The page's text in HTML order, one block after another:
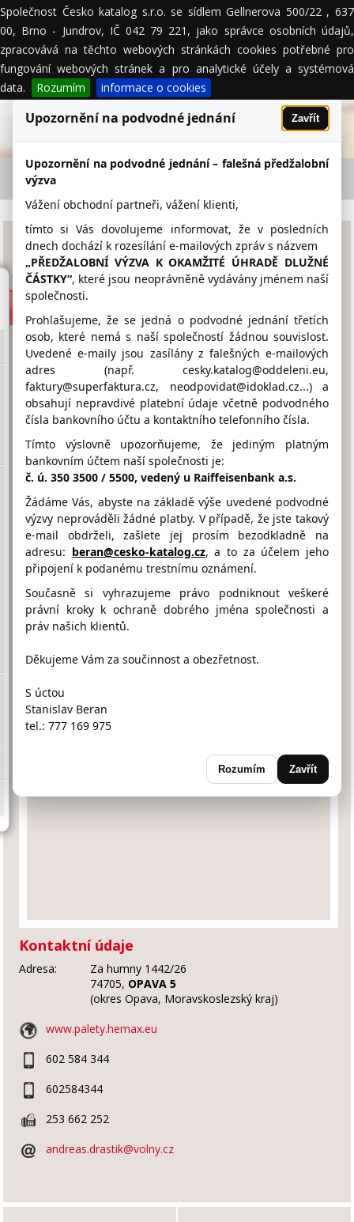
Společnost Česko katalog s.r.o. se sídlem Gellnerova 500/22 , 637
00, Brno - Jundrov, IČ 042 79 221, jako správce osobních údajů,
zpracovává na těchto webových stránkách cookies potřebné pro
fungování webových stránek a pro analytické účely a systémová
data.
Rozumím informace o cookies
MENU
DRASTÍK ANDREAS-SDRUŽENÍ HEMAX sdružení
f.o. - firemní detail
DRASTÍK ANDREAS-
SDRUŽENÍ HEMAX
sdružení f.o.
www.palety.hemax.eu
602 584 344
andreas.drastik@volny.cz
Hodnocení firmy DRASTÍK
ANDREAS-SDRUŽENÍ HEMAX od
návštěvníků
Firma doposud nasbírala:
0 Bodů
1 Bod 2 Body 3 Body
Google maps
Kontaktní údaje
Adresa:
Za humny 1442/26
74705, OPAVA 5
(okres Opava, Moravskoslezský kraj)
www.palety.hemax.eu
602 584 344
602584344
253 662 252
andreas.drastik@volny.cz
Upozornění na podvodné jednání Zavřít
Upozornění na podvodné jednání – falešná předžalobní
výzva
Vážení obchodní partneři, vážení klienti,
tímto si Vás dovolujeme informovat, že v posledních
dnech dochází k rozesílání e-mailových zpráv s názvem
„PŘEDŽALOBNÍ VÝZVA K OKAMŽITÉ ÚHRADĚ DLUŽNÉ
ČÁSTKY“, které jsou neoprávněně vydávány jménem naší
společnosti.
Prohlašujeme, že se jedná o podvodné jednání třetích
osob, které nemá s naší společností žádnou souvislost.
Uvedené e-maily jsou zasílány z falešných e-mailových
adres (např. cesky.katalog@oddeleni.eu,
faktury@superfaktura.cz, neodpovidat@idoklad.cz...) a
obsahují nepravdivé platební údaje včetně podvodného
čísla bankovního účtu a kontaktního telefonního čísla.
Tímto výslovně upozorňujeme, že jediným platným
bankovním účtem naší společnosti je:
č. ú. 350 3500 / 5500, vedený u Raiffeisenbank a.s.
Žádáme Vás, abyste na základě výše uvedené podvodné
výzvy neprováděli žádné platby. V případě, že jste takový
e-mail obdrželi, zašlete jej prosím bezodkladně na
adresu: beran@cesko-katalog.cz, a to za účelem jeho
připojení k podanému trestnímu oznámení.
Současně si vyhrazujeme právo podniknout veškeré
právní kroky k ochraně dobrého jména společnosti a
práv našich klientů.
Děkujeme Vám za součinnost a obezřetnost.
S úctou
Stanislav Beran
tel.: 777 169 975
Rozumím Zavřít